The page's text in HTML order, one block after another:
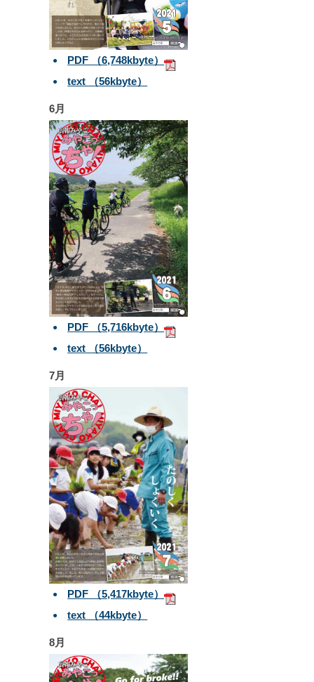
PDF （6,748kbyte）
text （56kbyte）
6月
PDF （5,716kbyte）
text （56kbyte）
7月
PDF （5,417kbyte）
text （44kbyte）
8月